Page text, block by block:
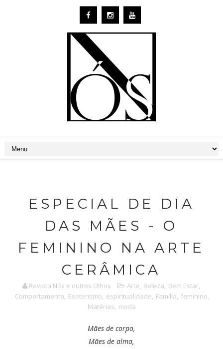
ESPECIAL DE DIA
DAS MÃES - O
FEMININO NA ARTE
CERÂMICA
Revista Nós e outros Olhos Arte, Beleza, Bem Estar,
Comportamento, Esoterismo, espiritualidade, Família, feminino,
Matérias, moda
Mães de corpo,
Mães de alma,